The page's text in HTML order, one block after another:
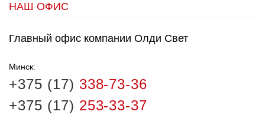
НАШ ОФИС
Главный офис компании Олди Свет
Минск:
+375 (17) 338-73-36
+375 (17) 253-33-37